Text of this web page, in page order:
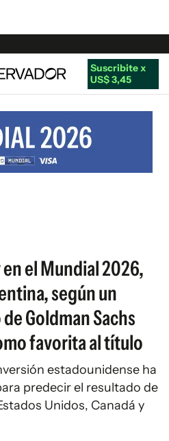
Suscribite x
US$ 3,45
en el Mundial 2026,
según un
Goldman Sachs
favorita al título
estadounidense ha
predecir el resultado de
Unidos, Canadá y